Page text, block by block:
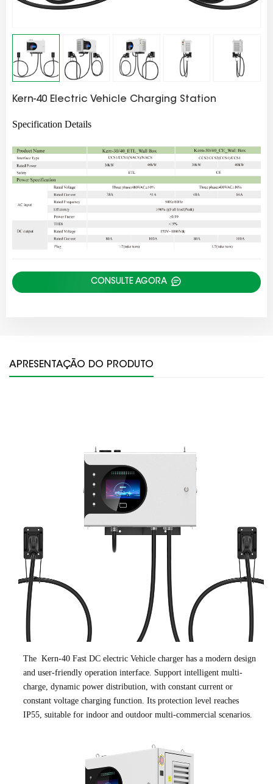
Kern-40 Electric Vehicle Charging Station
Specification Details
CONSULTE AGORA
APRESENTAÇÃO DO PRODUTO
The Kern-40 Fast DC electric Vehicle charger has a modern design
and user-friendly operation interface. Support intelligent multi-
charge, dynamic power distribution, with constant current or
constant voltage charging function. Its protection level reaches
IP55, suitable for indoor and outdoor multi-commercial scenarios.